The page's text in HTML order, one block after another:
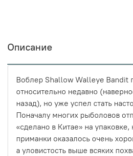
Описание
Воблер Shallow Walleye Bandit
относительно недавно
назад), но уже успел стать
Поначалу многих рыболовов
«сделано в Китае» на упаковке,
приманки оказалось очень
а уловистость выше всяких